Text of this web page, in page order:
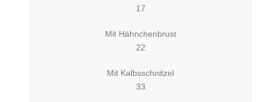
17
Mit Hähnchenbrust
22
Mit Kalbsschnitzel
33